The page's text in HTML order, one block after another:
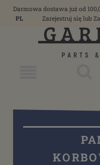
Darmowa dostawa już od
PL
Zarejestruj sięlub